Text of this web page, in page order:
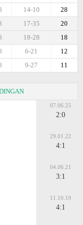
28
14-10
20
17-35
18
18-28
12
6-21
11
9-27
07.06.25
2:0
29.01.22
4:1
04.06.21
3:1
11.10.19
4:1